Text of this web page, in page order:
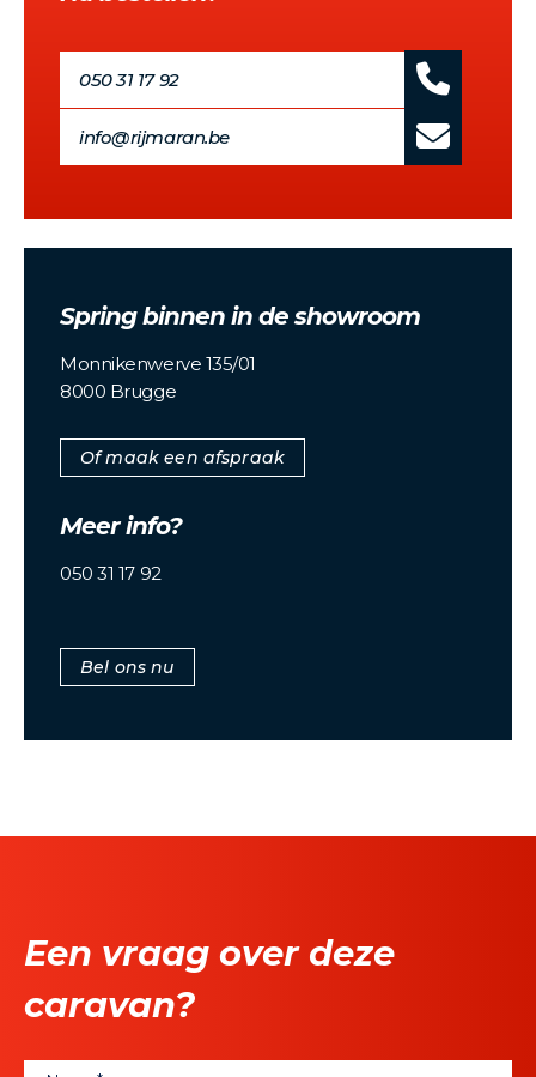
050 31 17 92
info@rijmaran.be
Spring binnen in de showroom
Monnikenwerve 135/01
8000 Brugge
Of maak een afspraak
Meer info?
050 31 17 92
Bel ons nu
Een vraag over deze
caravan?